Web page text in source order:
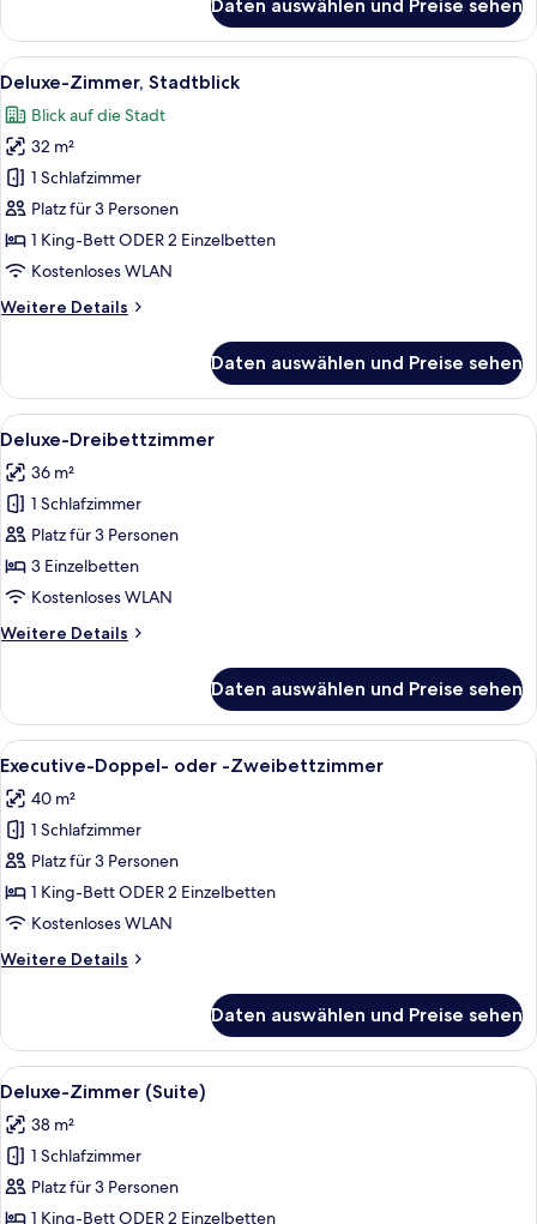
Doppel-
oder
-
Balkon
Daten auswählen und Preise sehen
Alle
Fotos
für
Deluxe-
Zimmer,
Stadtblick
anzeigen
Ein Hotelzimmer mit zwei Betten,
7
Deluxe-Zimmer, Stadtblick
Blick auf die Stadt
32 m²
1 Schlafzimmer
Platz für 3 Personen
1 King-Bett ODER 2 Einzelbetten
Kostenloses WLAN
Weitere Details
Weitere
Zimmer,
Stadtblick
Daten auswählen und Preise sehen
Alle
Fotos
für
Deluxe-
Dreibettzimmer
anzeigen
Ein Hotelzimmer mit einem großen
6
Deluxe-Dreibettzimmer
36 m²
1 Schlafzimmer
Platz für 3 Personen
3 Einzelbetten
Kostenloses WLAN
Weitere Details
Weitere
Dreibettzimmer
Daten auswählen und Preise sehen
Alle
Fotos
für
Executive-
Doppel-
oder
-
anzeigen
Ein Hotelzimmer mit einem großen
7
Executive-Doppel- oder -Zweibettzimmer
40 m²
1 Schlafzimmer
Platz für 3 Personen
1 King-Bett ODER 2 Einzelbetten
Kostenloses WLAN
Weitere Details
Weitere
Doppel-
oder
-
Daten auswählen und Preise sehen
Alle
Fotos
für
Deluxe-
Zimmer
(Suite)
Ein Hotelzimmer mit einem großen
7
Deluxe-Zimmer (Suite)
38 m²
1 Schlafzimmer
Platz für 3 Personen
1 King-Bett ODER 2 Einzelbetten